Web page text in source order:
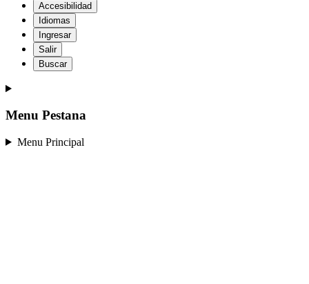
Accesibilidad
Idiomas
Ingresar
Salir
Buscar
Menu Pestana
Menu Principal